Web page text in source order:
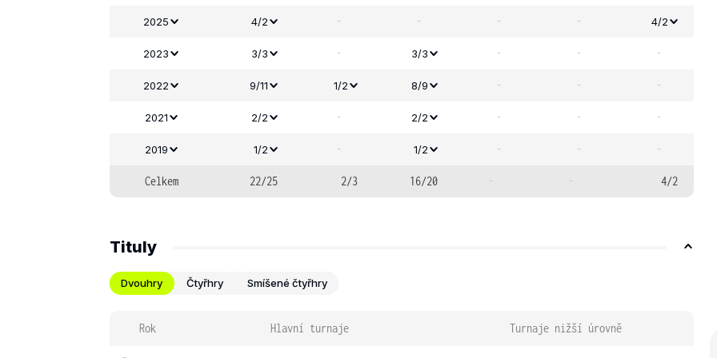
2025 4/2 - - - - 4/2
2023 3/3 - 3/3 - - -
2022 9/11 1/2 8/9 - - -
2021 2/2 - 2/2 - - -
2019 1/2 - 1/2 - - -
Celkem 22/25 2/3 16/20 - - 4/2
Tituly
Dvouhry Čtyřhry Smíšené čtyřhry
Rok Hlavní turnaje Turnaje nižší úrovně